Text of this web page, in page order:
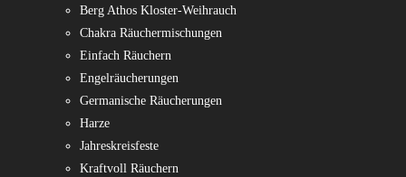
Berg Athos Kloster-Weihrauch
Chakra Räuchermischungen
Einfach Räuchern
Engelräucherungen
Germanische Räucherungen
Harze
Jahreskreisfeste
Kraftvoll Räuchern